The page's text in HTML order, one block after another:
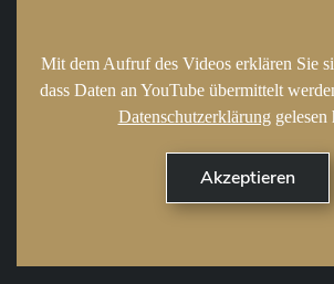
Mit dem Aufruf des Videos erklären Sie
dass Daten an YouTube übermittelt
Datenschutzerklärung gelesen